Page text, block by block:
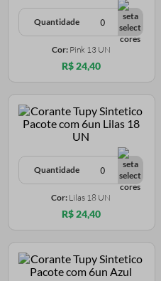
Quantidade
Cor: Pink 13 UN
R$ 24,40
Quantidade
Cor: Lilas 18 UN
R$ 24,40